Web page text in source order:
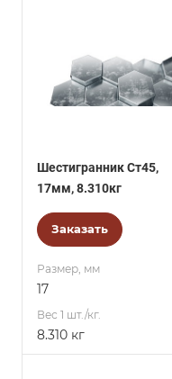
Шестигранник Ст45,
17мм, 8.310кг
Заказать
Размер, мм
17
Вес 1 шт./кг.
8.310 кг